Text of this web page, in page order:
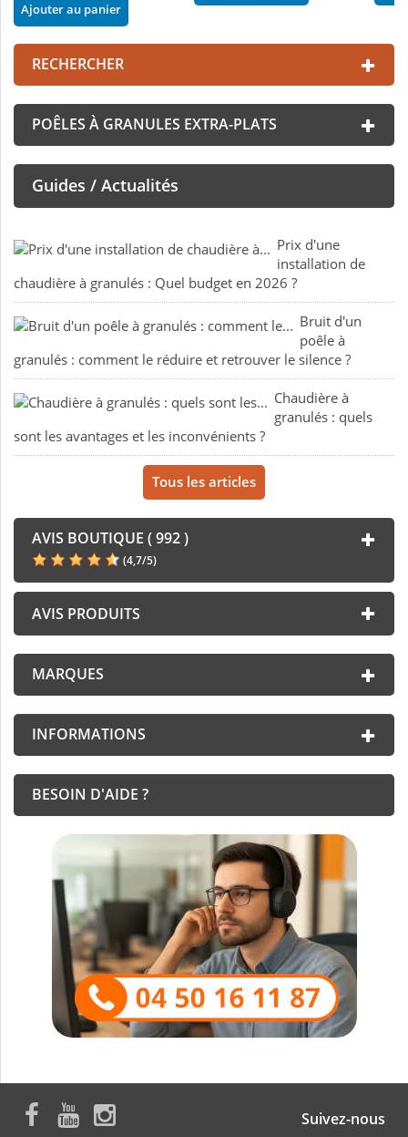
Ajouter au panier
RECHERCHER
POÊLES À GRANULES EXTRA-PLATS
Guides / Actualités
Prix d'une
installation de
chaudière à granulés : Quel budget en 2026 ?
Bruit d'un
poêle à
granulés : comment le réduire et retrouver le silence ?
Chaudière à
granulés : quels
sont les avantages et les inconvénients ?
Tous les articles
AVIS BOUTIQUE ( 992 )
(4,7/5)
AVIS PRODUITS
MARQUES
INFORMATIONS
BESOIN D'AIDE ?
Suivez-nous